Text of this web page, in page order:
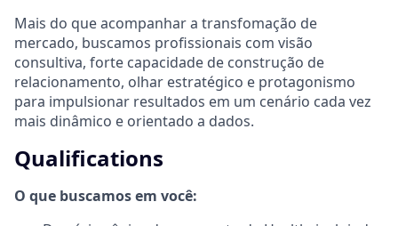
Mais do que acompanhar a transfomação de
mercado, buscamos profissionais com visão
consultiva, forte capacidade de construção de
relacionamento, olhar estratégico e protagonismo
para impulsionar resultados em um cenário cada vez
mais dinâmico e orientado a dados.
Qualifications
O que buscamos em você: